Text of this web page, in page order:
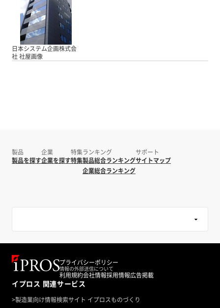
日本システム企画株式会
社 社屋画像
製品
製品を探す
企業
企業を探す
特集
特集
ランキング
製品総合ランキング
企業総合ランキング
サポート
サイトマップ
プライバシーポリシー
情報の外部送信について
利用規約会社情報採用情報広告掲載
イプロス 関連サービス
>製造業向け情報検索サイト イプロスものづくり